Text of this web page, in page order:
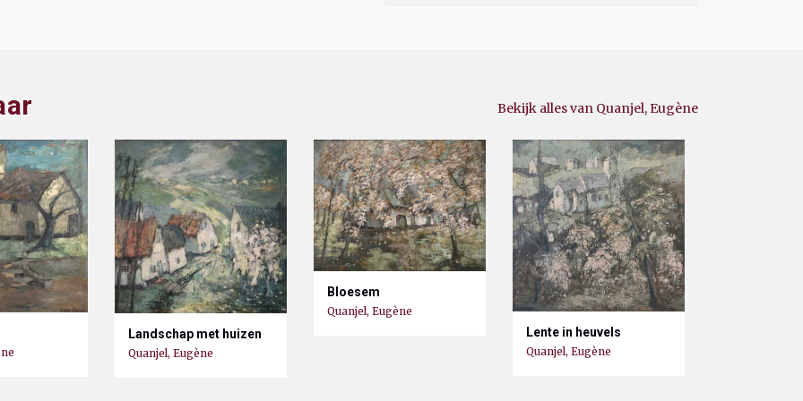
Bekijk alles van Quanjel, Eugène
Landschap met huizen
Quanjel, Eugène
Bloesem
Quanjel, Eugène
Lente in heuvels
Quanjel, Eugène